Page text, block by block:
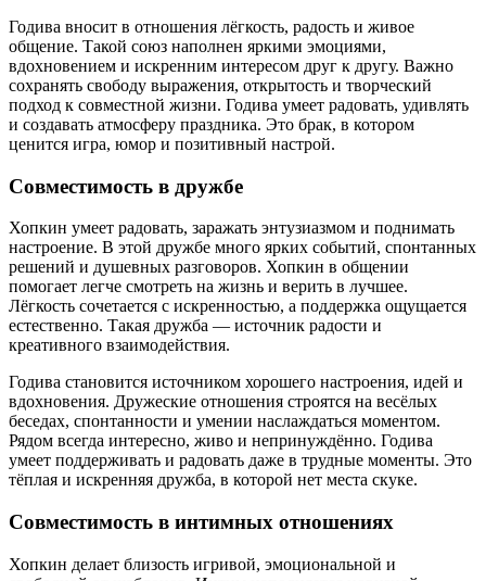
Годива вносит в отношения лёгкость, радость и живое
общение. Такой союз наполнен яркими эмоциями,
вдохновением и искренним интересом друг к другу. Важно
сохранять свободу выражения, открытость и творческий
подход к совместной жизни. Годива умеет радовать, удивлять
и создавать атмосферу праздника. Это брак, в котором
ценится игра, юмор и позитивный настрой.
Совместимость в дружбе
Хопкин умеет радовать, заражать энтузиазмом и поднимать
настроение. В этой дружбе много ярких событий, спонтанных
решений и душевных разговоров. Хопкин в общении
помогает легче смотреть на жизнь и верить в лучшее.
Лёгкость сочетается с искренностью, а поддержка ощущается
естественно. Такая дружба — источник радости и
креативного взаимодействия.
Годива становится источником хорошего настроения, идей и
вдохновения. Дружеские отношения строятся на весёлых
беседах, спонтанности и умении наслаждаться моментом.
Рядом всегда интересно, живо и непринуждённо. Годива
умеет поддерживать и радовать даже в трудные моменты. Это
тёплая и искренняя дружба, в которой нет места скуке.
Совместимость в интимных отношениях
Хопкин делает близость игривой, эмоциональной и